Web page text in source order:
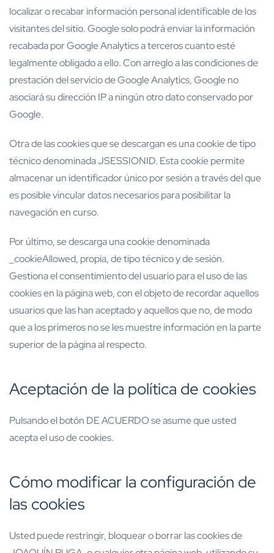
localizar o recabar información personal identificable de los
visitantes del sitio. Google solo podrá enviar la información
recabada por Google Analytics a terceros cuanto esté
legalmente obligado a ello. Con arreglo a las condiciones de
prestación del servicio de Google Analytics, Google no
asociará su dirección IP a ningún otro dato conservado por
Google.
Otra de las cookies que se descargan es una cookie de tipo
técnico denominada JSESSIONID. Esta cookie permite
almacenar un identificador único por sesión a través del que
es posible vincular datos necesarios para posibilitar la
navegación en curso.
Por último, se descarga una cookie denominada
_cookieAllowed, propia, de tipo técnico y de sesión.
Gestiona el consentimiento del usuario para el uso de las
cookies en la página web, con el objeto de recordar aquellos
usuarios que las han aceptado y aquellos que no, de modo
que a los primeros no se les muestre información en la parte
superior de la página al respecto.
Aceptación de la política de cookies
Pulsando el botón DE ACUERDO se asume que usted
acepta el uso de cookies.
Cómo modificar la configuración de
las cookies
Usted puede restringir, bloquear o borrar las cookies de